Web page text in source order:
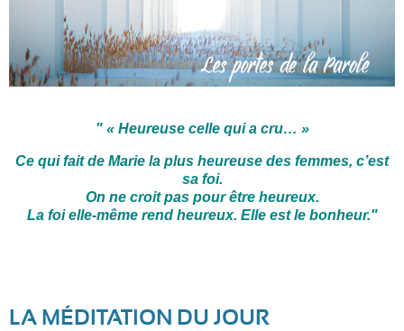
" « Heureuse celle qui a cru… »
Ce qui fait de Marie la plus heureuse des femmes, c’est
sa foi.
On ne croit pas pour être heureux.
La foi elle-même rend heureux. Elle est le bonheur."
LA MÉDITATION DU JOUR